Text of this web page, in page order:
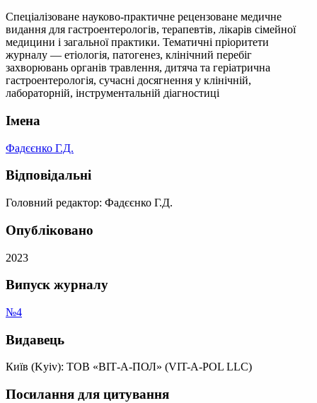
Спеціалізоване науково-практичне рецензоване медичне
видання для гастроентерологів, терапевтів, лікарів сімейної
медицини і загальної практики. Тематичні пріоритети
журналу — етіологія, патогенез, клінічний перебіг
захворювань органів травлення, дитяча та геріатрична
гастроентерологія, сучасні досягнення у клінічній,
лабораторній, інструментальній діагностиці
Імена
Фадєєнко Г.Д.
Відповідальні
Головний редактор: Фадєєнко Г.Д.
Опубліковано
2023
Випуск журналу
№4
Видавець
Київ (Kyiv): ТОВ «ВІТ-А-ПОЛ» (VIT-A-POL LLC)
Посилання для цитування